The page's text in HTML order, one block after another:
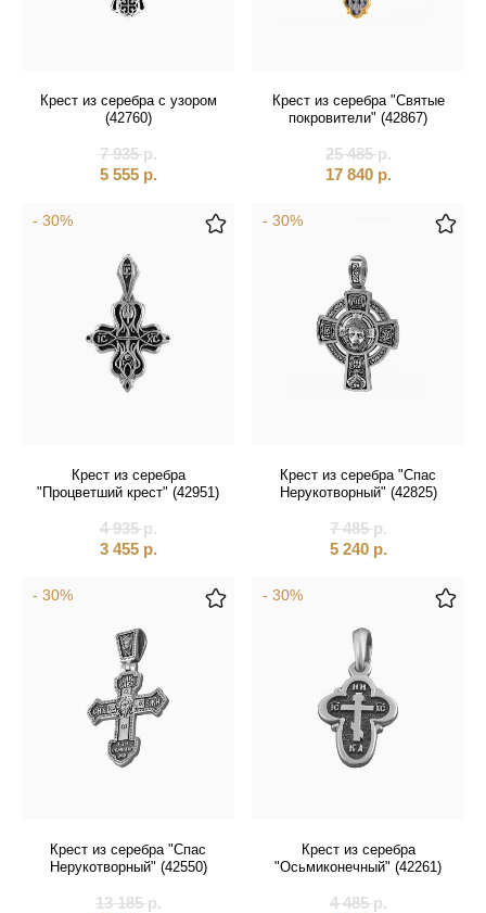
Крест из серебра с узором
(42760)
7 935р.
5 555 р.
Крест из серебра "Святые
покровители" (42867)
25 485р.
17 840 р.
- 30%
Крест из серебра
"Процветший крест" (42951)
4 935р.
3 455 р.
- 30%
Крест из серебра "Спас
Нерукотворный" (42825)
7 485р.
5 240 р.
- 30%
Крест из серебра "Спас
Нерукотворный" (42550)
13 185р.
- 30%
Крест из серебра
"Осьмиконечный" (42261)
4 485р.